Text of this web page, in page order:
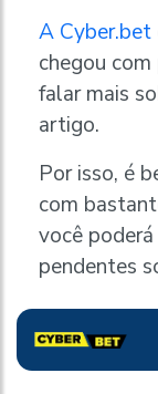
A Cyber.bet
chegou
falar mais
artigo.
Por isso, é
com
você
pendentes